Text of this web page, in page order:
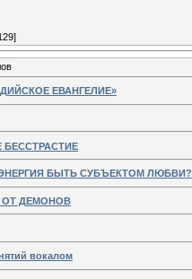
ЕВАНГЕЛИЕ»
БЫТЬ СУБЪЕКТОМ ЛЮБВИ?
ДЕМОНОВ
вокалом